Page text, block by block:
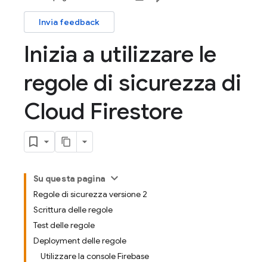
Invia feedback
Inizia a utilizzare le
regole di sicurezza di
Cloud Firestore
Su questa pagina
Regole di sicurezza versione 2
Scrittura delle regole
Test delle regole
Deployment delle regole
Utilizzare la console Firebase